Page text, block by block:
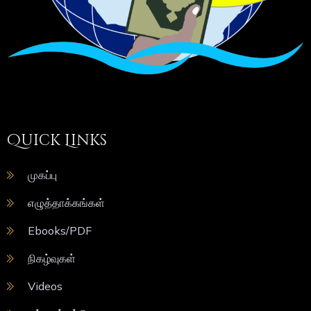
Quick Links
முகப்பு
எழுத்தாக்கங்கள்
Ebooks/PDF
நிகழ்வுகள்
Videos